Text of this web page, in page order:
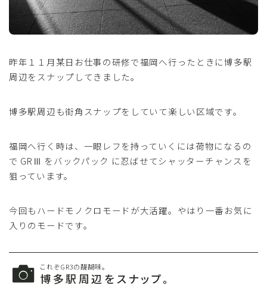
昨年１１月某日お仕事の研修で福岡へ行ったときに博多駅
周辺をスナップしてきました。
博多駅周辺も街角スナップをしていて楽しい区域です。
福岡へ行く時は、一眼レフを持っていくには荷物になるの
で GRⅢ をバックパック に忍ばせてシャッターチャンスを
狙っています。
今回もハードモノクロモードが大活躍。やはり一番お気に
入りのモードです。
これぞGR3の醍醐味。
博多駅周辺をスナップ。